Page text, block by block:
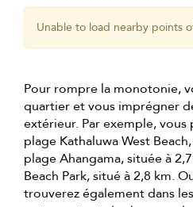
Unable to load nearby points
Pour rompre la monotonie,
quartier et vous imprégner
extérieur. Par exemple, vous
plage Kathaluwa West
plage Ahangama, située à
Beach Park, situé à 2,8 km.
trouverez également dans